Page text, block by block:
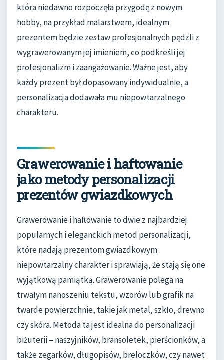
która niedawno rozpoczęła przygodę z nowym
hobby, na przykład malarstwem, idealnym
prezentem będzie zestaw profesjonalnych pędzli z
wygrawerowanym jej imieniem, co podkreśli jej
profesjonalizm i zaangażowanie. Ważne jest, aby
każdy prezent był dopasowany indywidualnie, a
personalizacja dodawała mu niepowtarzalnego
charakteru.
Grawerowanie i haftowanie
jako metody personalizacji
prezentów gwiazdkowych
Grawerowanie i haftowanie to dwie z najbardziej
popularnych i eleganckich metod personalizacji,
które nadają prezentom gwiazdkowym
niepowtarzalny charakter i sprawiają, że stają się one
wyjątkową pamiątką. Grawerowanie polega na
trwałym nanoszeniu tekstu, wzorów lub grafik na
twarde powierzchnie, takie jak metal, szkło, drewno
czy skóra. Metoda ta jest idealna do personalizacji
biżuterii – naszyjników, bransoletek, pierścionków, a
także zegarków, długopisów, breloczków, czy nawet